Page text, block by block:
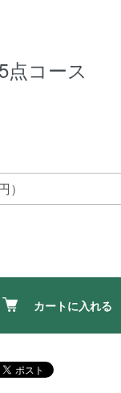
点コース
カートに入れる